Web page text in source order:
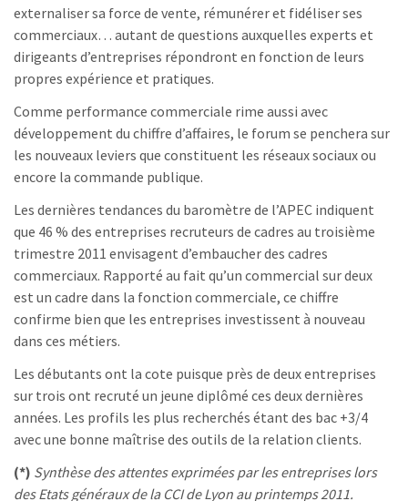
externaliser sa force de vente, rémunérer et fidéliser ses
commerciaux… autant de questions auxquelles experts et
dirigeants d’entreprises répondront en fonction de leurs
propres expérience et pratiques.
Comme performance commerciale rime aussi avec
développement du chiffre d’affaires, le forum se penchera sur
les nouveaux leviers que constituent les réseaux sociaux ou
encore la commande publique.
Les dernières tendances du baromètre de l’APEC indiquent
que 46 % des entreprises recruteurs de cadres au troisième
trimestre 2011 envisagent d’embaucher des cadres
commerciaux. Rapporté au fait qu’un commercial sur deux
est un cadre dans la fonction commerciale, ce chiffre
confirme bien que les entreprises investissent à nouveau
dans ces métiers.
Les débutants ont la cote puisque près de deux entreprises
sur trois ont recruté un jeune diplômé ces deux dernières
années. Les profils les plus recherchés étant des bac +3/4
avec une bonne maîtrise des outils de la relation clients.
(*) Synthèse des attentes exprimées par les entreprises lors
des Etats généraux de la CCI de Lyon au printemps 2011.